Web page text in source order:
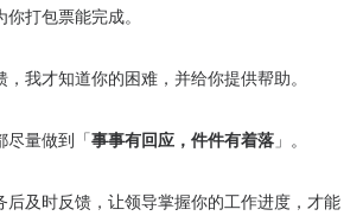
打包票能完成。
我才知道你的困难，并给你提供帮助。
尽量做到「事事有回应，件件有着落」。
后及时反馈，让领导掌握你的工作进度，才能